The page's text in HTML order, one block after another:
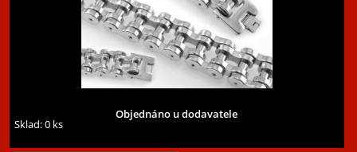
Objednáno u dodavatele
Sklad: 0 ks